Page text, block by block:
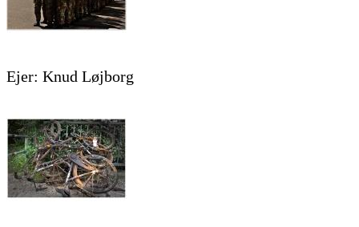
Ejer: Knud Løjborg